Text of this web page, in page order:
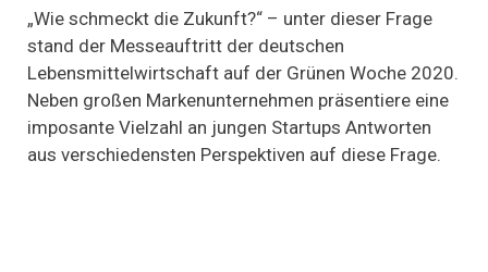
schmeckt
Zukunft?
–
Antworten
gab
es
auf
„Wie schmeckt die Zukunft?“ – unter dieser Frage
stand der Messeauftritt der deutschen
Lebensmittelwirtschaft auf der Grünen Woche 2020.
Neben großen Markenunternehmen präsentiere eine
imposante Vielzahl an jungen Startups Antworten
aus verschiedensten Perspektiven auf diese Frage.